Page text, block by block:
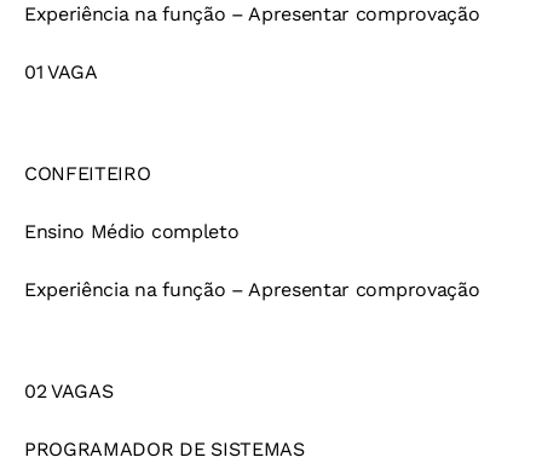
Experiência na função – Apresentar comprovação
01 VAGA
CONFEITEIRO
Ensino Médio completo
Experiência na função – Apresentar comprovação
02 VAGAS
PROGRAMADOR DE SISTEMAS